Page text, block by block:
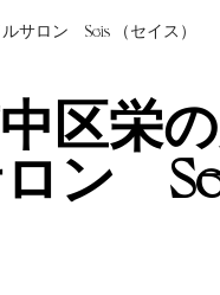
サロン Seis （セイス）
区栄
ン